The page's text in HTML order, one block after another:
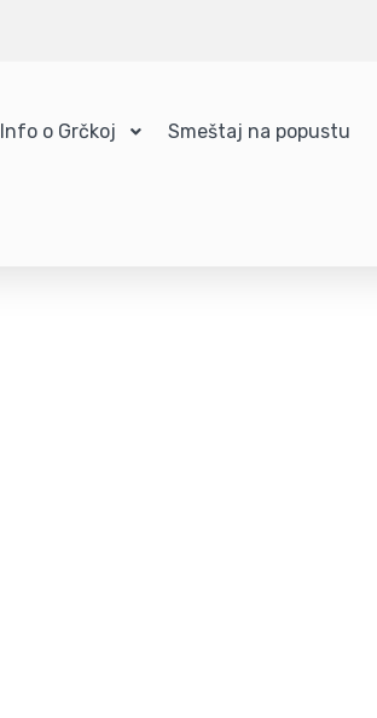
Info o Grčkoj Smeštaj na popustu